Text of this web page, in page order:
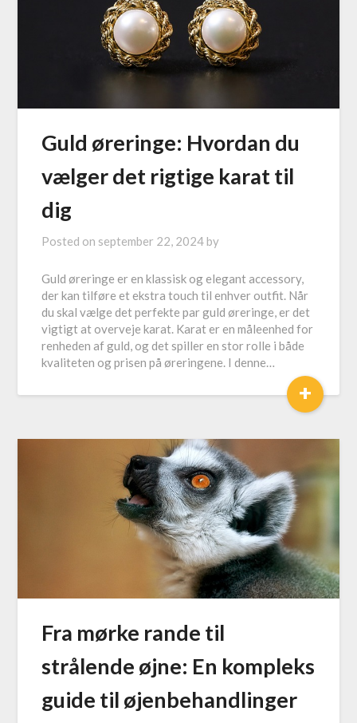
Guld øreringe: Hvordan du
vælger det rigtige karat til
dig
Posted on september 22, 2024 by
Guld øreringe er en klassisk og elegant accessory,
der kan tilføre et ekstra touch til enhver outfit. Når
du skal vælge det perfekte par guld øreringe, er det
vigtigt at overveje karat. Karat er en måleenhed for
renheden af guld, og det spiller en stor rolle i både
kvaliteten og prisen på øreringene. I denne…
+
Fra mørke rande til
strålende øjne: En kompleks
guide til øjenbehandlinger